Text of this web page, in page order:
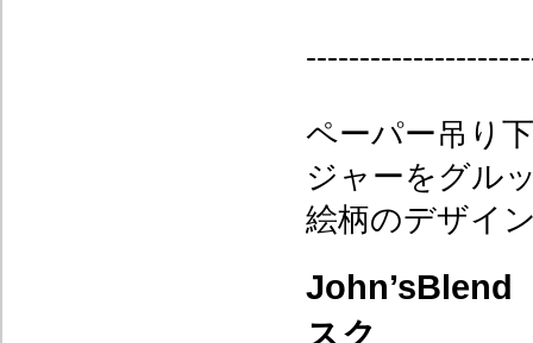
ペーパー吊り
ジャーをグル
絵柄のデザイ
スク